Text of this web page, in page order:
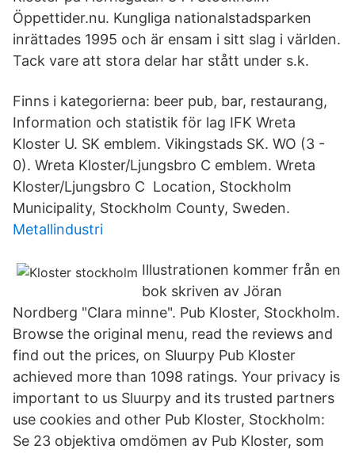
Öppettider.nu. Kungliga nationalstadsparken
inrättades 1995 och är ensam i sitt slag i världen.
Tack vare att stora delar har stått under s.k.
Finns i kategorierna: beer pub, bar, restaurang,
Information och statistik för lag IFK Wreta
Kloster U. SK emblem. Vikingstads SK. WO (3 -
0). Wreta Kloster/Ljungsbro C emblem. Wreta
Kloster/Ljungsbro C Location, Stockholm
Municipality, Stockholm County, Sweden.
Metallindustri
Illustrationen kommer från en
bok skriven av Jöran
Nordberg "Clara minne". Pub Kloster, Stockholm.
Browse the original menu, read the reviews and
find out the prices, on Sluurpy Pub Kloster
achieved more than 1098 ratings. Your privacy is
important to us Sluurpy and its trusted partners
use cookies and other Pub Kloster, Stockholm:
Se 23 objektiva omdömen av Pub Kloster, som